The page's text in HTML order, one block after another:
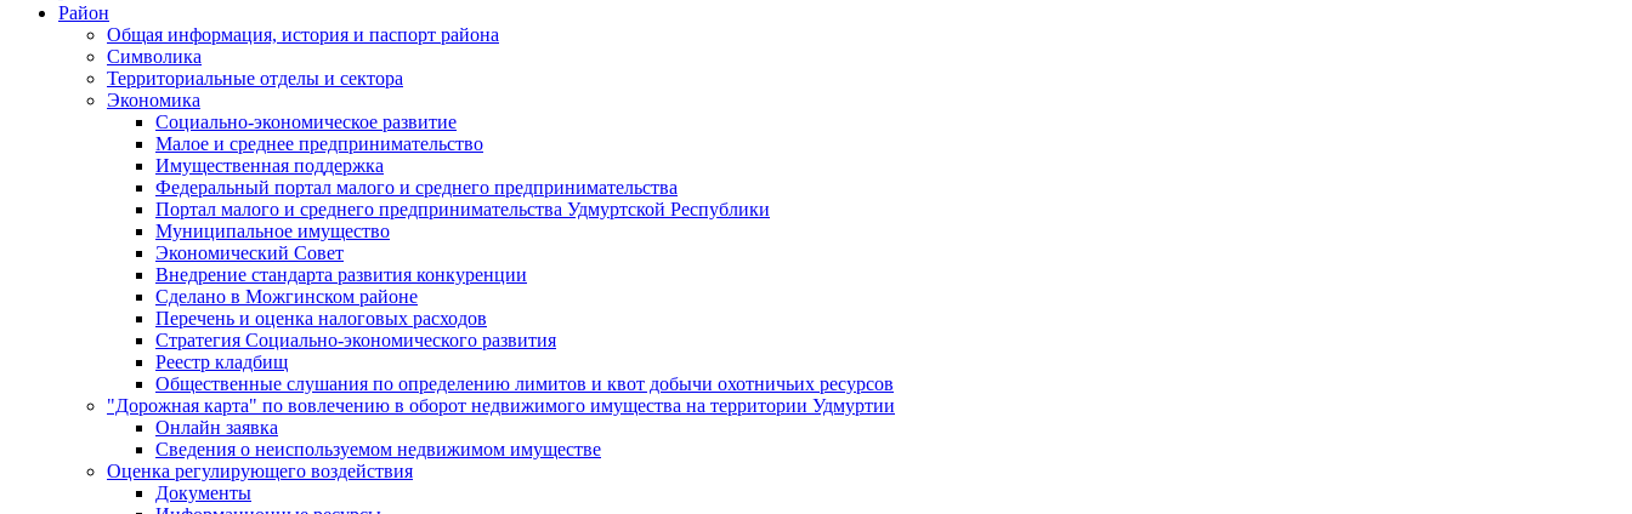
Район
Общая информация, история и паспорт района
Символика
Территориальные отделы и сектора
Экономика
Социально-экономическое развитие
Малое и среднее предпринимательство
Имущественная поддержка
Федеральный портал малого и среднего предпринимательства
Портал малого и среднего предпринимательства Удмуртской Республики
Муниципальное имущество
Экономический Совет
Внедрение стандарта развития конкуренции
Сделано в Можгинском районе
Перечень и оценка налоговых расходов
Стратегия Социально-экономического развития
Реестр кладбищ
Общественные слушания по определению лимитов и квот добычи охотничьих ресурсов
"Дорожная карта" по вовлечению в оборот недвижимого имущества на территории Удмуртии
Онлайн заявка
Сведения о неиспользуемом недвижимом имуществе
Оценка регулирующего воздействия
Документы